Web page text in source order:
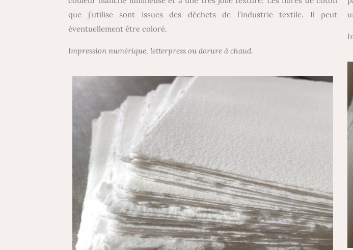
que j’utilise sont issues des déchets de l’industrie textile. Il peut
éventuellement être coloré.
Impression numérique, letterpress ou dorure à chaud.